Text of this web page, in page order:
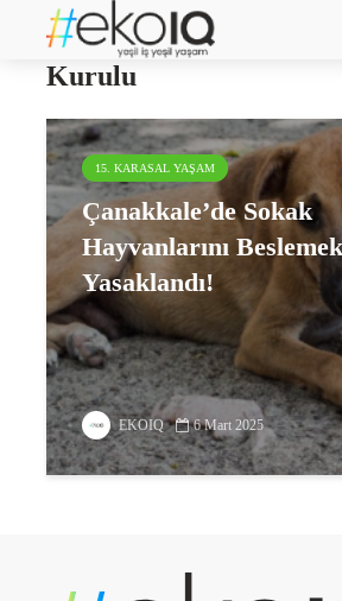
Çanakkale İl
Kurulu
15. KARASAL YAŞAM
Çanakkale’de Sokak
Hayvanlarını Beslemek
Yasaklandı!
EKOIQ 6 Mart 2025